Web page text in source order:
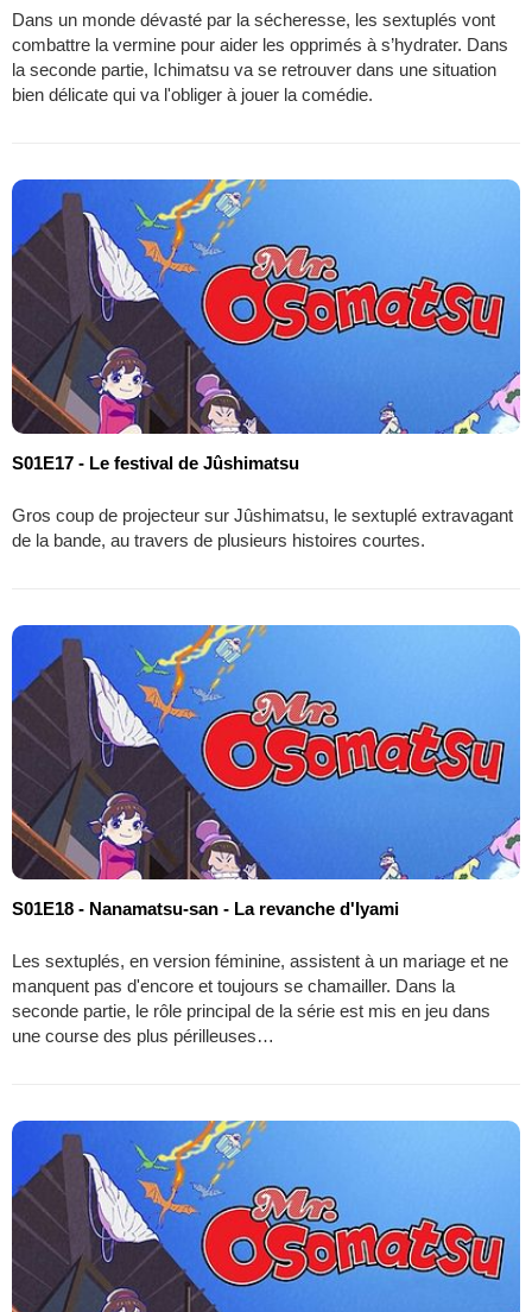
Dans un monde dévasté par la sécheresse, les sextuplés vont
combattre la vermine pour aider les opprimés à s’hydrater. Dans
la seconde partie, Ichimatsu va se retrouver dans une situation
bien délicate qui va l'obliger à jouer la comédie.
S01E17 - Le festival de Jûshimatsu
Gros coup de projecteur sur Jûshimatsu, le sextuplé extravagant
de la bande, au travers de plusieurs histoires courtes.
S01E18 - Nanamatsu-san - La revanche d'Iyami
Les sextuplés, en version féminine, assistent à un mariage et ne
manquent pas d'encore et toujours se chamailler. Dans la
seconde partie, le rôle principal de la série est mis en jeu dans
une course des plus périlleuses…